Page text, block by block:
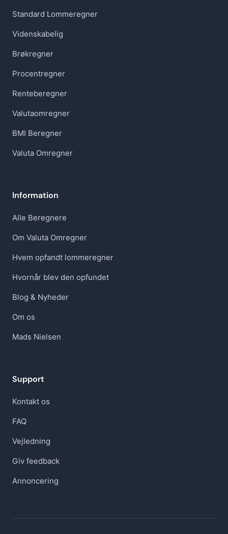
Standard Lommeregner
Videnskabelig
Brøkregner
Procentregner
Renteberegner
Valutaomregner
BMI Beregner
Valuta Omregner
Information
Alle Beregnere
Om Valuta Omregner
Hvem opfandt lommeregner
Hvornår blev den opfundet
Blog & Nyheder
Om os
Mads Nielsen
Support
Kontakt os
FAQ
Vejledning
Giv feedback
Annoncering